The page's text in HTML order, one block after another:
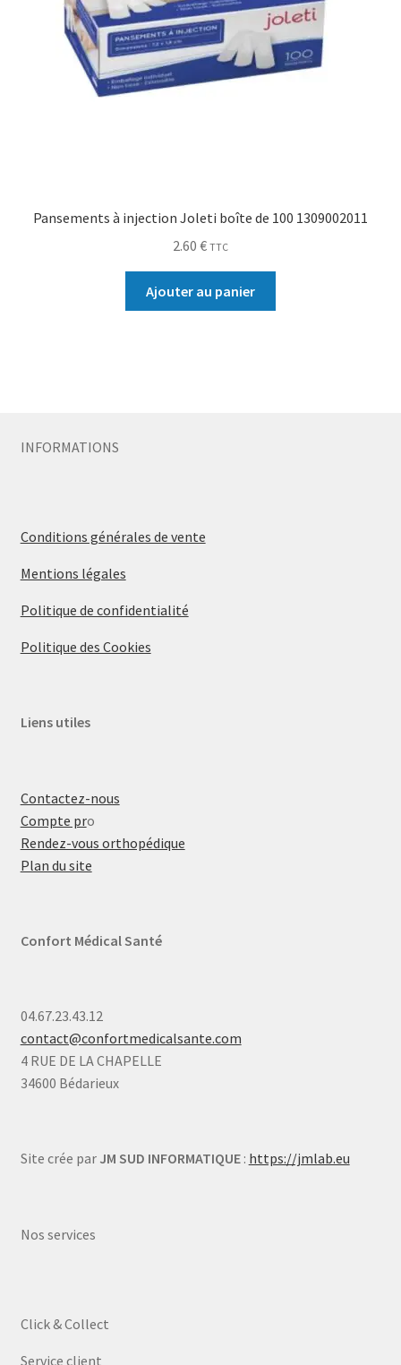
Pansements à injection Joleti boîte de 100 1309002011
2.60 € TTC
Ajouter au panier
INFORMATIONS
Conditions générales de vente
Mentions légales
Politique de confidentialité
Politique des Cookies
Liens utiles
Contactez-nous
Compte pro
Rendez-vous orthopédique
Plan du site
Confort Médical Santé
04.67.23.43.12
contact@confortmedicalsante.com
4 RUE DE LA CHAPELLE
34600 Bédarieux
Site crée par JM SUD INFORMATIQUE: https://jmlab.eu
Nos services
Click & Collect
Service client